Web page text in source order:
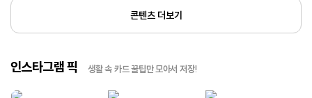
콘텐츠 더보기
인스타그램 픽 생활 속 카드 꿀팁만 모아서 저장!